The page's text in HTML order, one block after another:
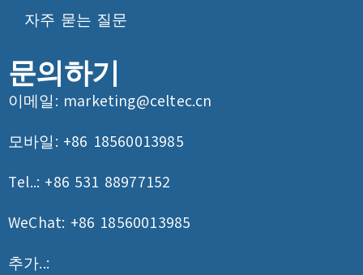
자주 묻는 질문
문의하기
이메일: marketing@celtec.cn
모바일: +86 18560013985
Tel..: +86 531 88977152
WeChat: +86 18560013985
추가..: